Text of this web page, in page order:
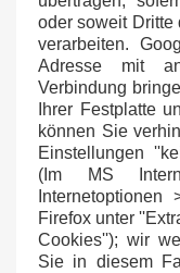
oder soweit Dritte
verarbeiten.
Adresse mit
Verbindung
Ihrer Festplatte
können Sie
Einstellungen
(Im MS
Firefox unter
Cookies''); wir
Sie in diesem